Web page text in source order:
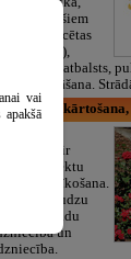
10 mēnešiem
Licencētas
(LV/RU),
speciālais atbalsts,
3x ēdināšana.
ZS, labiekārtošana,
ir
projektu
dārzu ierīkošana.
un daudzu
stādu
un
vai